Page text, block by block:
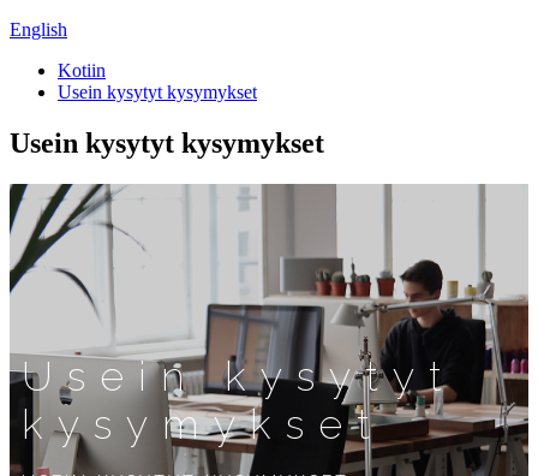
English
Kotiin
Usein kysytyt kysymykset
Usein kysytyt kysymykset
Usein kysytyt
kysymykset